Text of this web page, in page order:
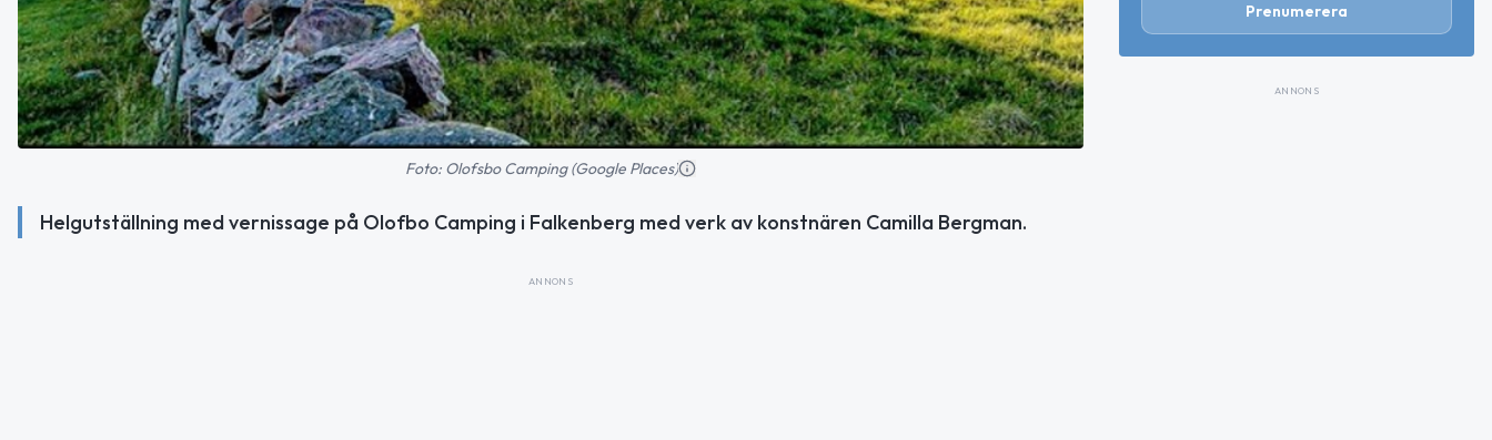
Foto: Olofsbo Camping (Google Places)
Helgutställning med vernissage på Olofbo Camping i Falkenberg med verk av konstnären Camilla Bergman.
ANNONS
Prenumerera
ANNONS